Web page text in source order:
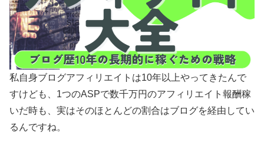
私自身ブログアフィリエイトは10年以上やってきたんで
すけども、1つのASPで数千万円のアフィリエイト報酬稼
いだ時も、実はそのほとんどの割合はブログを経由してい
るんですね。